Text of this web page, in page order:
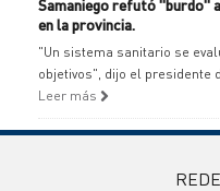
Samaniego refutó "burdo"
en la provincia.
"Un sistema sanitario se
objetivos", dijo el presidente
Leer más